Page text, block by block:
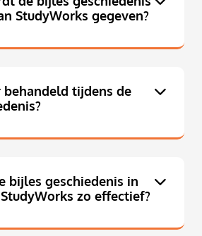
StudyWorks gegeven?
tijdens de
bijles geschiedenis in
zo effectief?